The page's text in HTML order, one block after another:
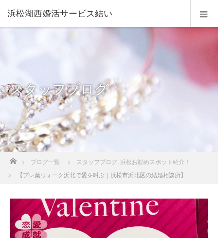
浜松湖西婚活サービス結い
スタッフブログ
ブログ一覧 スタッフブログ, 浜松お勧めスポット紹介！
【プレ葉ウォーク浜北で愛を叫ぶ｜浜松市浜北区の結婚相談所】